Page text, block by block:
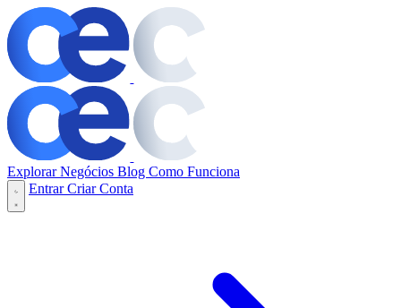
Explorar Negócios Blog Como Funciona
EntrarCriar Conta